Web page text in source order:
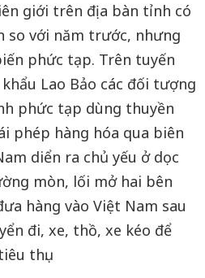
giới trên địa bàn tỉnh có
so với năm trước, nhưng
phức tạp. Trên tuyến
Lao Bảo các đối tượng
phức tạp dùng thuyền
phép hàng hóa qua biên
diển ra chủ yếu ở dọc
mòn, lối mở hai bên
hàng vào Việt Nam sau
đi, xe, thồ, xe kéo để
thụ.